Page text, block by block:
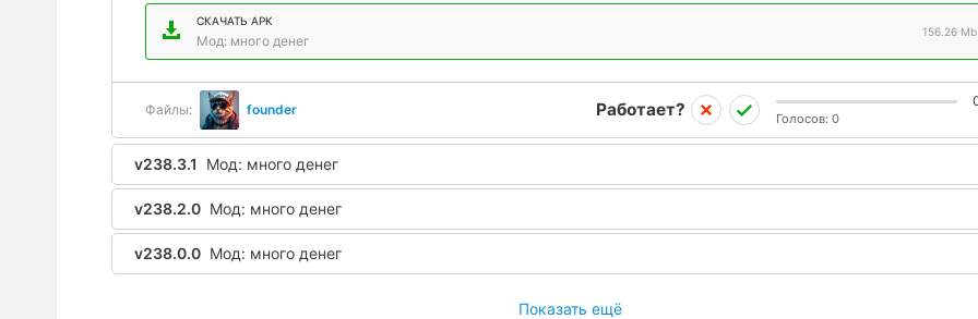
СКАЧАТЬ APK
Мод: много денег
156.26 Mb
Файлы: founder Работает? Голосов: 0
v238.3.1 Мод: много денег
v238.2.0 Мод: много денег
v238.0.0 Мод: много денег
Показать ещё